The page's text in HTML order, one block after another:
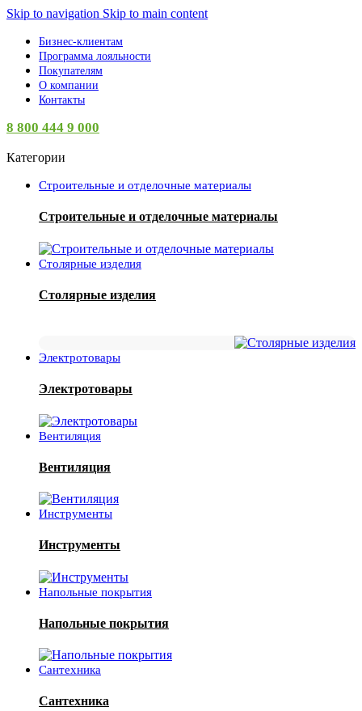
Skip to navigation Skip to main content
Бизнес-клиентам
Программа лояльности
Покупателям
О компании
Контакты
8 800 444 9 000
Категории
Строительные и отделочные материалы
Строительные и отделочные материалы
Столярные изделия
Столярные изделия
Электротовары
Электротовары
Вентиляция
Вентиляция
Инструменты
Инструменты
Напольные покрытия
Напольные покрытия
Сантехника
Сантехника